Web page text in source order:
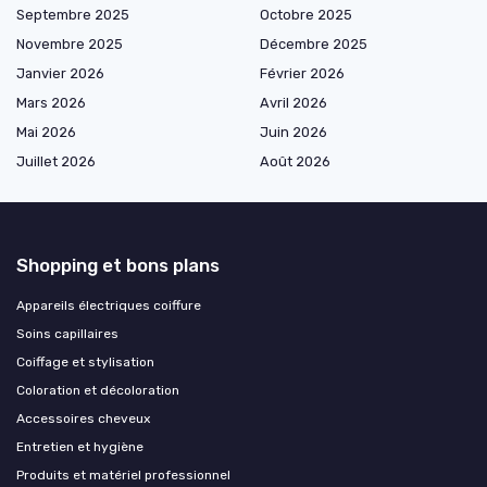
Septembre 2025
Octobre 2025
Novembre 2025
Décembre 2025
Janvier 2026
Février 2026
Mars 2026
Avril 2026
Mai 2026
Juin 2026
Juillet 2026
Août 2026
Shopping et bons plans
Appareils électriques coiffure
Soins capillaires
Coiffage et stylisation
Coloration et décoloration
Accessoires cheveux
Entretien et hygiène
Produits et matériel professionnel